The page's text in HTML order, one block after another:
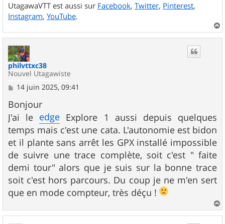
UtagawaVTT est aussi sur Facebook, Twitter, Pinterest,
Instagram, YouTube.
a
philvttxc38
Nouvel Utagawiste
M
s
s
a
g
e
14 juin 2025, 09:41
Bonjour
J'ai le edge Explore 1 aussi depuis quelques
temps mais c'est une cata. L'autonomie est bidon
et il plante sans arrêt les GPX installé impossible
de suivre une trace complète, soit c'est " faite
demi tour" alors que je suis sur la bonne trace
soit c'est hors parcours. Du coup je ne m'en sert
que en mode compteur, très déçu !
a
u